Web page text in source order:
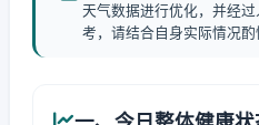
天气数据进行优化，并经
考，请结合自身实际情况酌